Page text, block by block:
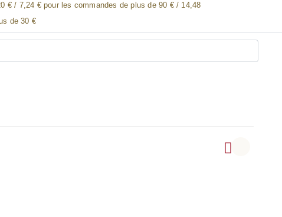
€ / 7,24 € pour les commandes de plus de 90 € / 14,48
de 30 €